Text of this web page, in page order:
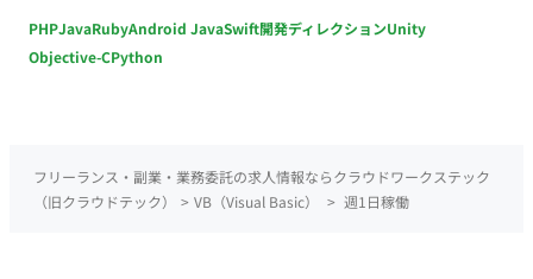
PHPJavaRubyAndroid JavaSwift開発ディレクションUnity
Objective-CPython
フリーランス・副業・業務委託の求人情報ならクラウドワークステック
（旧クラウドテック）
> VB（Visual Basic） > 週1日稼働